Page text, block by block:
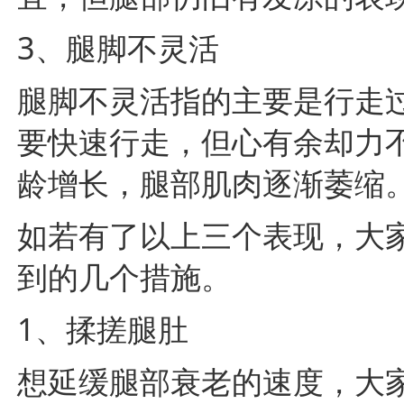
3、腿脚不灵活
腿脚不灵活指的主要是行走
要快速行走，但心有余却力
龄增长，腿部肌肉逐渐萎缩
如若有了以上三个表现，大
到的几个措施。
1、揉搓腿肚
想延缓腿部衰老的速度，大